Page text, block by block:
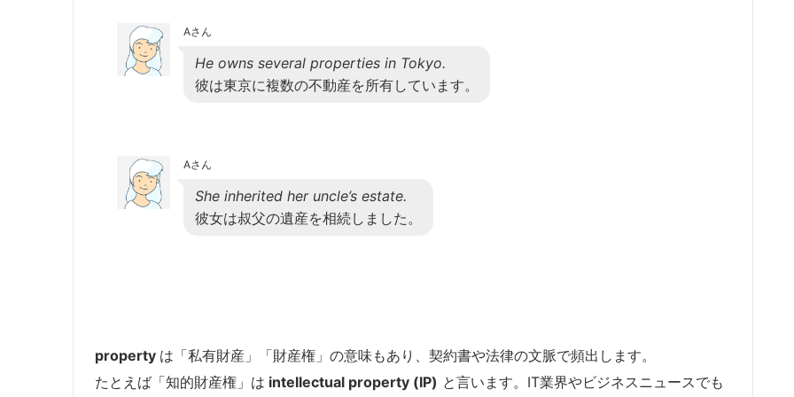
Aさん
He owns several properties in Tokyo.
彼は東京に複数の不動産を所有しています。
Aさん
She inherited her uncle’s estate.
彼女は叔父の遺産を相続しました。
property は「私有財産」「財産権」の意味もあり、契約書や法律の文脈で頻出します。
たとえば「知的財産権」は intellectual property (IP) と言います。IT業界やビジネスニュースでも